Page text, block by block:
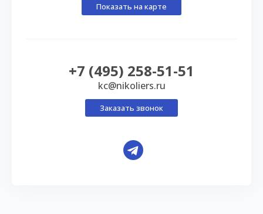
Показать на карте
+7 (495) 258-51-51
kc@nikoliers.ru
Заказать звонок